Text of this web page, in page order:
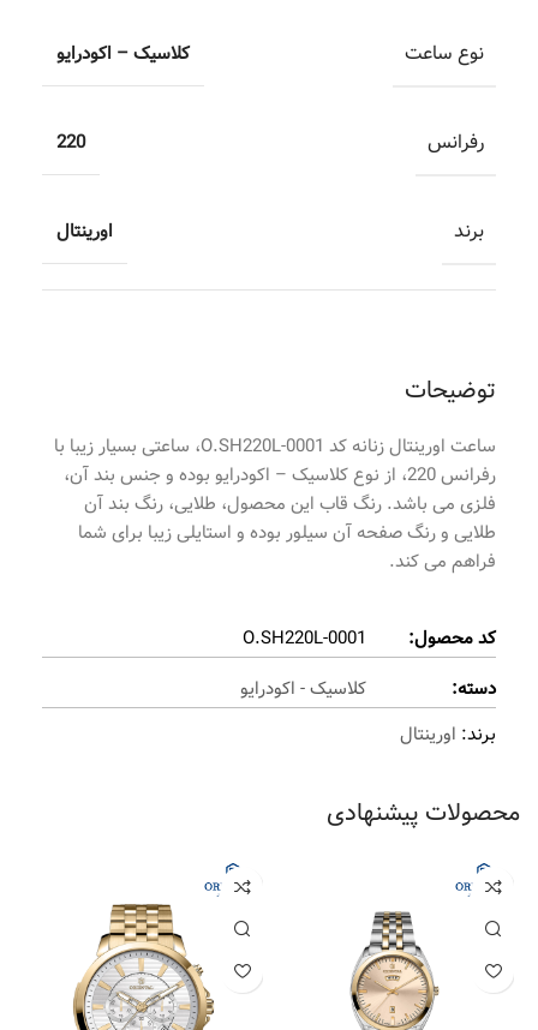
توضیحات
ساعت اورینتال زنانه کد O.SH220L-0001، ساعتی بسیار زیبا با
رفرانس 220، از نوع کلاسیک – اکودرایو بوده و جنس بند آن،
فلزی می باشد. رنگ قاب این محصول، طلایی، رنگ بند آن
طلایی و رنگ صفحه آن سیلور بوده و استایلی زیبا برای شما
فراهم می کند.
کد محصول:
O.SH220L-0001
دسته:
کلاسیک - اکودرایو
برند: اورینتال
نوع ساعت کلاسیک – اکودرایو
رفرانس 220
برند اورینتال
محصولات پیشنهادی